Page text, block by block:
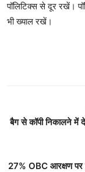
पॉलिटिक्स से दूर रखें।
भी ख्याल रखें।
बैग से कॉपी निकालने में
27% OBC आरक्षण पर